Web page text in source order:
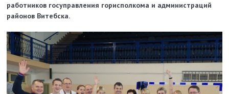
работников госуправления горисполкома и администраций
районов Витебска.